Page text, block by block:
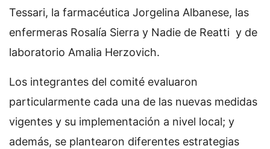
Tessari, la farmacéutica Jorgelina Albanese, las
enfermeras Rosalía Sierra y Nadie de Reatti y de
laboratorio Amalia Herzovich.
Los integrantes del comité evaluaron
particularmente cada una de las nuevas medidas
vigentes y su implementación a nivel local; y
además, se plantearon diferentes estrategias